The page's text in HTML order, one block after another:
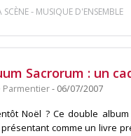
SCÈNE- MUSIQUE D'ENSEMBLE
Sacrorum : un
Parmentier- 06/07/2007
Noël ? Ce double
comme un livre